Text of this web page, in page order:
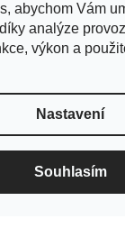
abychom Vám
analýze
výkon a
Nastavení
Souhlasím